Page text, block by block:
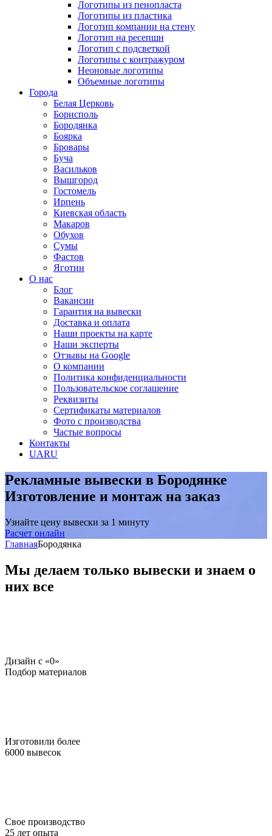
Логотипы из пенопласта
Логотипы из пластика
Логотип компании на стену
Логотип на ресепшн
Логотип с подсветкой
Логотипы с контражуром
Неоновые логотипы
Объемные логотипы
Города
Белая Церковь
Борисполь
Бородянка
Боярка
Бровары
Буча
Васильков
Вышгород
Гостомель
Ирпень
Киевская область
Макаров
Обухов
Сумы
Фастов
Яготин
О нас
Блог
Вакансии
Гарантия на вывески
Доставка и оплата
Наши проекты на карте
Наши эксперты
Отзывы на Google
О компании
Политика конфиденциальности
Пользовательское соглашение
Реквизиты
Сертификаты материалов
Фото с производства
Частые вопросы
Контакты
UARU
Рекламные вывески в Бородянке
Изготовление и монтаж на заказ
Узнайте цену вывески за 1 минуту
Расчет онлайн
ГлавнаяБородянка
Мы делаем только вывески и знаем о
них все
Дизайн c «0»
Подбор материалов
Изготовили более
6000 вывесок
Свое производство
25 лет опыта